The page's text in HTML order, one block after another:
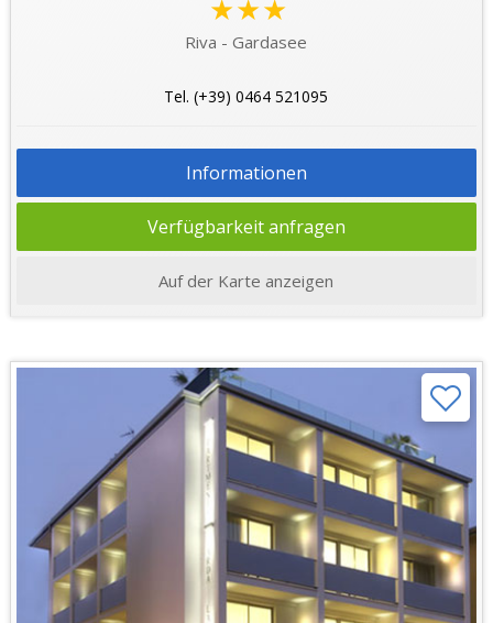
★★★
Riva - Gardasee
Tel. (+39) 0464 521095
Informationen
Verfügbarkeit anfragen
Auf der Karte anzeigen